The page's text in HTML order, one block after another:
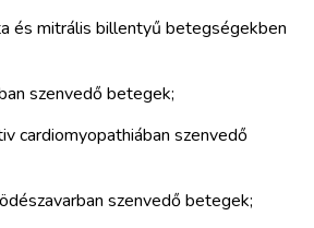
és mitrális billentyű betegségekben
szenvedő betegek;
cardiomyopathiában szenvedő
szenvedő betegek;